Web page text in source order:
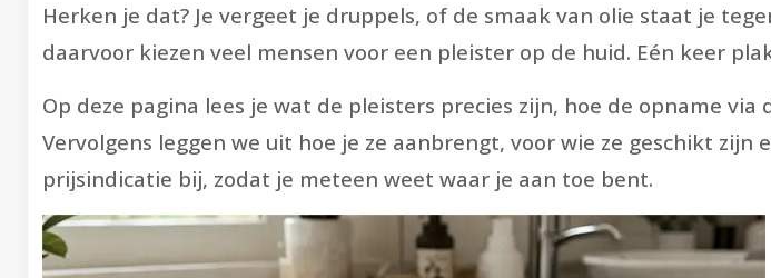
Herken je dat? Je vergeet je druppels, of de smaak van olie staat je
daarvoor kiezen veel mensen voor een pleister op de huid. Eén keer
Op deze pagina lees je wat de pleisters precies zijn, hoe de opname
Vervolgens leggen we uit hoe je ze aanbrengt, voor wie ze geschikt
prijsindicatie bij, zodat je meteen weet waar je aan toe bent.